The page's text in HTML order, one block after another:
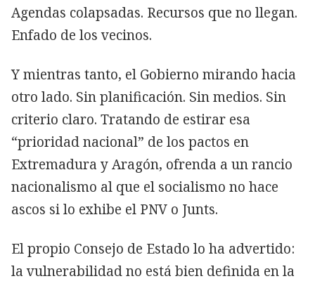
Agendas colapsadas. Recursos que no llegan.
Enfado de los vecinos.
Y mientras tanto, el Gobierno mirando hacia
otro lado. Sin planificación. Sin medios. Sin
criterio claro. Tratando de estirar esa
“prioridad nacional” de los pactos en
Extremadura y Aragón, ofrenda a un rancio
nacionalismo al que el socialismo no hace
ascos si lo exhibe el PNV o Junts.
El propio Consejo de Estado lo ha advertido:
la vulnerabilidad no está bien definida en la